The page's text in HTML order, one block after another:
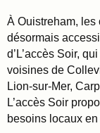
À Ouistreham,
désormais
d’L’accès Soir,
voisines de
Lion-sur-Mer,
L’accès Soir
besoins locaux